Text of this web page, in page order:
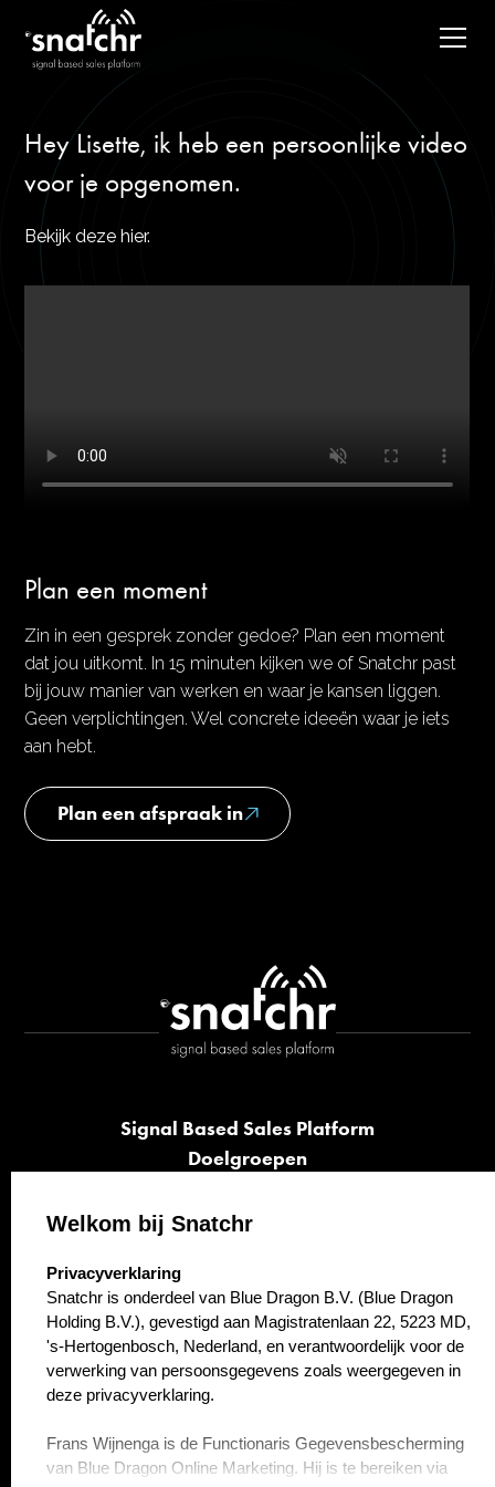
Hey Lisette, ik heb een persoonlijke video
voor je opgenomen.
Bekijk deze hier.
Plan een moment
Zin in een gesprek zonder gedoe? Plan een moment
dat jou uitkomt. In 15 minuten kijken we of Snatchr past
bij jouw manier van werken en waar je kansen liggen.
Geen verplichtingen. Wel concrete ideeën waar je iets
aan hebt.
Plan een afspraak in
Signal Based Sales Platform
Doelgroepen
Opvolging
Over ons
Contact
Welkom bij Snatchr
select language
Privacyverklaring
Snatchr is onderdeel van Blue Dragon B.V. (Blue Dragon
Holding B.V.), gevestigd aan Magistratenlaan 22, 5223 MD,
's-Hertogenbosch, Nederland, en verantwoordelijk voor de
verwerking van persoonsgegevens zoals weergegeven in
deze privacyverklaring.
Frans Wijnenga is de Functionaris Gegevensbescherming
van Blue Dragon Online Marketing. Hij is te bereiken via